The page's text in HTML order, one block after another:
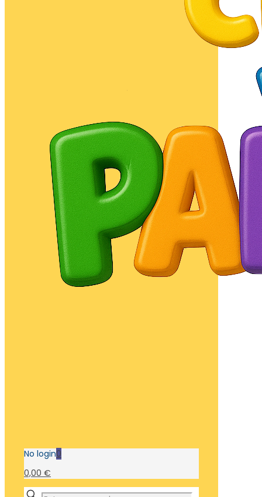
No login0
0,00 €